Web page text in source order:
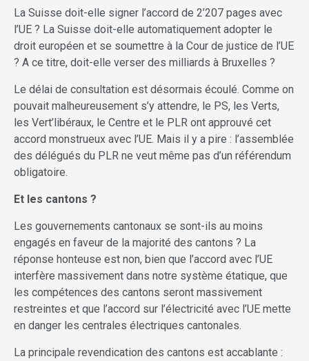
La Suisse doit-elle signer l’accord de 2’207 pages avec
l’UE ? La Suisse doit-elle automatiquement adopter le
droit européen et se soumettre à la Cour de justice de l’UE
? A ce titre, doit-elle verser des milliards à Bruxelles ?
Le délai de consultation est désormais écoulé. Comme on
pouvait malheureusement s’y attendre, le PS, les Verts,
les Vert’libéraux, le Centre et le PLR ont approuvé cet
accord monstrueux avec l’UE. Mais il y a pire : l’assemblée
des délégués du PLR ne veut même pas d’un référendum
obligatoire.
Et les cantons ?
Les gouvernements cantonaux se sont-ils au moins
engagés en faveur de la majorité des cantons ? La
réponse honteuse est non, bien que l’accord avec l’UE
interfère massivement dans notre système étatique, que
les compétences des cantons seront massivement
restreintes et que l’accord sur l’électricité avec l’UE mette
en danger les centrales électriques cantonales.
La principale revendication des cantons est accablante :